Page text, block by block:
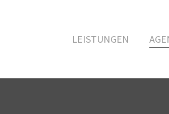
LEISTUNGEN